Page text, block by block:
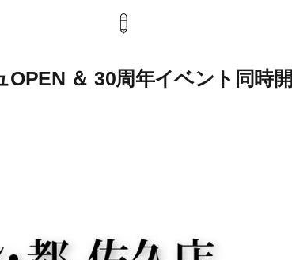
＆ 30周年イベント同時開